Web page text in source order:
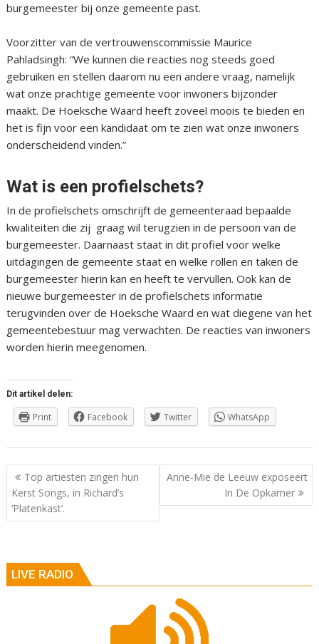
burgemeester bij onze gemeente past.
Voorzitter van de vertrouwenscommissie Maurice
Pahladsingh: “We kunnen die reacties nog steeds goed
gebruiken en stellen daarom nu een andere vraag, namelijk
wat onze prachtige gemeente voor inwoners bijzonder
maakt. De Hoeksche Waard heeft zoveel moois te bieden en
het is fijn voor een kandidaat om te zien wat onze inwoners
onderscheidend vinden.”
Wat is een profielschets?
In de profielschets omschrijft de gemeenteraad bepaalde
kwaliteiten die zij graag wil terugzien in de persoon van de
burgemeester. Daarnaast staat in dit profiel voor welke
uitdagingen de gemeente staat en welke rollen en taken de
burgemeester hierin kan en heeft te vervullen. Ook kan de
nieuwe burgemeester in de profielschets informatie
terugvinden over de Hoeksche Waard en wat diegene van het
gemeentebestuur mag verwachten. De reacties van inwoners
worden hierin meegenomen.
Dit artikel delen:
Print Facebook Twitter WhatsApp
Berichtnavigatie
Top artiesten zingen hun
Kerst Songs, in Richard’s
‘Platenkast’.
Anne-Mie de Leeuw exposeert
In De Opkamer
LIVE RADIO